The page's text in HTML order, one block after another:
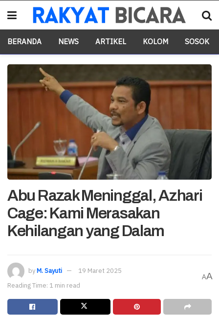
BERANDA NEWS ARTIKEL KOLOM SOSOK
Abu Razak Meninggal, Azhari
Cage: Kami Merasakan
Kehilangan yang Dalam
byM. Sayuti
19 Maret 2025
Reading Time: 1 min read
AA